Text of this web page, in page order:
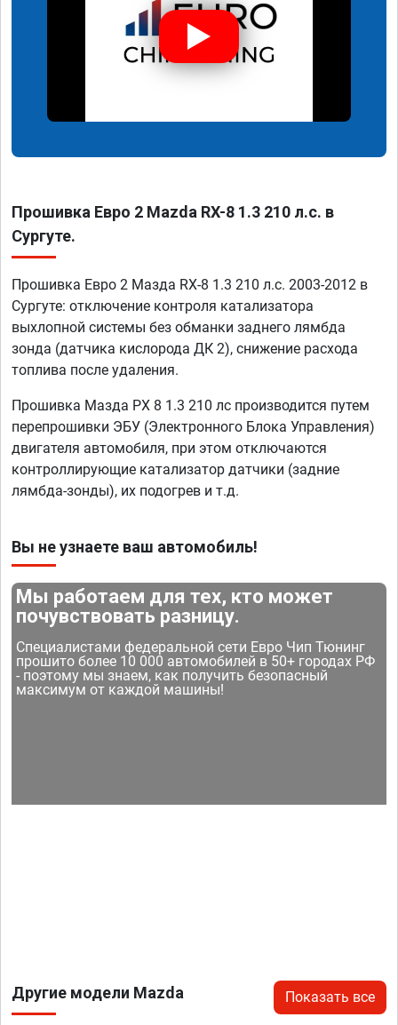
Прошивка Евро 2 Mazda RX-8 1.3 210 л.с. в
Сургуте.
Прошивка Евро 2 Мазда RX-8 1.3 210 л.с. 2003-2012 в
Сургуте: отключение контроля катализатора
выхлопной системы без обманки заднего лямбда
зонда (датчика кислорода ДК 2), снижение расхода
топлива после удаления.
Прошивка Мазда РХ 8 1.3 210 лс производится путем
перепрошивки ЭБУ (Электронного Блока Управления)
двигателя автомобиля, при этом отключаются
контроллирующие катализатор датчики (задние
лямбда-зонды), их подогрев и т.д.
Вы не узнаете ваш автомобиль!
Мы работаем для тех, кто может
почувствовать разницу.
Специалистами федеральной сети Евро Чип Тюнинг
прошито более 10 000 автомобилей в 50+ городах РФ
- поэтому мы знаем, как получить безопасный
максимум от каждой машины!
Другие модели Mazda Показать все